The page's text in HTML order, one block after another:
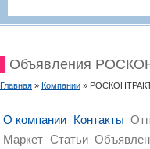
Объявления
Главная » Компании »
О компании Контакты
Маркет Статьи